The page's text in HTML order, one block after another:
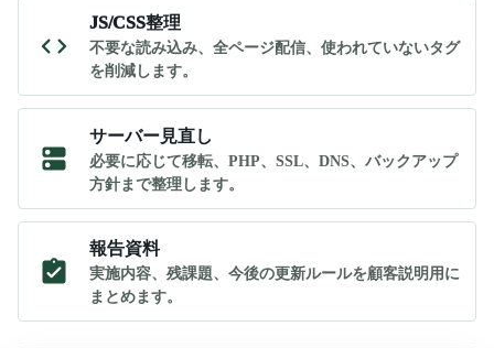
JS/CSS整理
不要な読み込み、全ページ配信、使われていないタグ
を削減します。
サーバー見直し
必要に応じて移転、PHP、SSL、DNS、バックアップ
方針まで整理します。
報告資料
実施内容、残課題、今後の更新ルールを顧客説明用に
まとめます。